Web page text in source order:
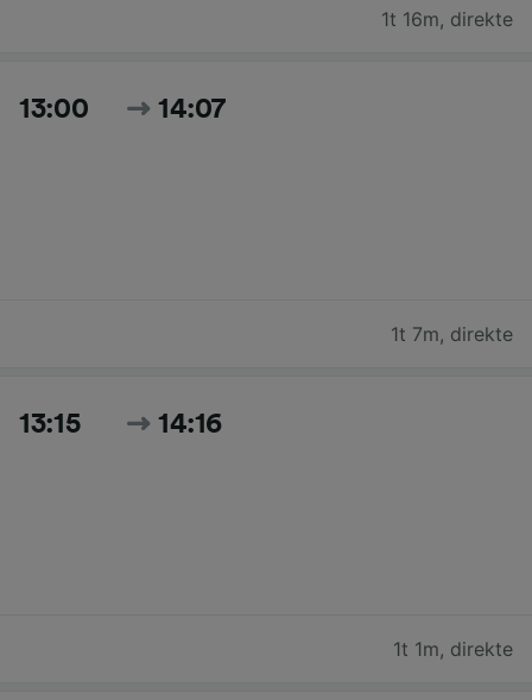
1t 16m, direkte
13:00 14:07
1t 7m, direkte
13:15 14:16
1t 1m, direkte